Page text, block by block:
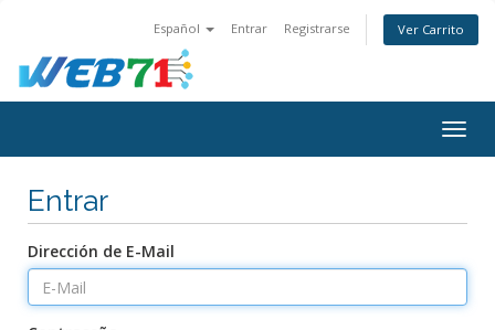
Español Entrar Registrarse Ver Carrito
Entrar
Dirección de E-Mail